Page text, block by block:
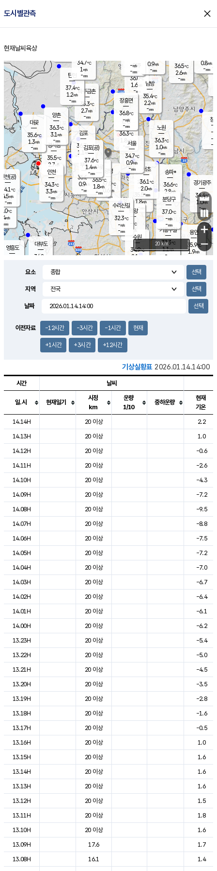
도시별관측 close
홈
현재날씨 육상
의도
℃
m/s
mm
영흥도
양주
36.0℃
1.6
-mm
과천
35.5℃
1.8m/s
- mm
용인
35.9℃
1.9m/s
경기광주
34.4℃
1.0m/s
-mm
1.8m/s
대부도
34.8
경서동
35.5℃
2.7 m/s
-mm
파주금촌
35.3℃
2.7m/s
-mm
36.5℃
2.6m/s
-mm
대곶
35.6℃
1.3m/s
-mm
창
-
-m/
-
탄현
37.4℃
1.2m/s
-mm
0.8m/s
-mm
의왕
- ℃
m/s
mm
김포
36.7℃
1.1 m/s
mm
광명
37.0
℃
0.6 m/s
-mm
부천
35.0℃
0.9m/s
-mm
양촌
36.3℃
3.1 m/s
-mm
구로
36.5℃
1.8m/s
-mm
은평
36.3℃
1.8 m/s
- mm
노원
36.3℃
1.0m/s
-mm
송파*
36.6℃
2.8m/s
-mm
서초
36.1℃
2.0m/s
-mm
남방
35.4℃
2.2m/s
-mm
기흥구갈
37.3℃
1.1m/s
-
수리산길
32.3℃
-m/s
-mm
분당구
37.0℃
-m/s
-mm
장흥면
36.8℃
-m/s
-mm
-m/s
-mm
인천(공)
34.1℃
4.5m/s
-mm
김포(공)
37.6℃
1.4m/s
-mm
수원
34.9℃
2.1 m/s
인천
34.3℃
3.3m/s
-mm
서울
34.7℃
0.9m/s
-mm
34.7℃
1 m/s
-mm
0.9m/s
-mm
+
−
20 km
요소
지역
날짜
이전자료 -12시간 -3시간 -1시간 현재
+1시간 +3시간 +12시간
기상실황표 2026.01.14.14:00
도시별 기상실황표로 지점, 날씨, 기온, 강수, 바람, 기압등을 안내한 표입
시간 날씨
일.시 현재일기
시정
km
운량
1/10
중하운량
현재
기온
14.14H
20 이상
2.2
14.13H
20 이상
1.0
14.12H
20 이상
-0.6
14.11H
20 이상
-2.6
14.10H
20 이상
-4.3
14.09H
20 이상
-7.2
14.08H
20 이상
-9.5
14.07H
20 이상
-8.8
14.06H
20 이상
-7.5
14.05H
20 이상
-7.2
14.04H
20 이상
-7.0
14.03H
20 이상
-6.7
14.02H
20 이상
-6.4
14.01H
20 이상
-6.1
14.00H
20 이상
-6.2
13.23H
20 이상
-5.4
13.22H
20 이상
-5.0
13.21H
20 이상
-4.5
13.20H
20 이상
-3.5
13.19H
20 이상
-2.8
13.18H
20 이상
-1.6
13.17H
20 이상
-0.5
13.16H
20 이상
1.0
13.15H
20 이상
1.6
13.14H
20 이상
1.6
13.13H
20 이상
1.6
13.12H
20 이상
1.5
13.11H
20 이상
1.8
13.10H
20 이상
1.6
13.09H
17.6
1.7
13.08H
16.1
1.4